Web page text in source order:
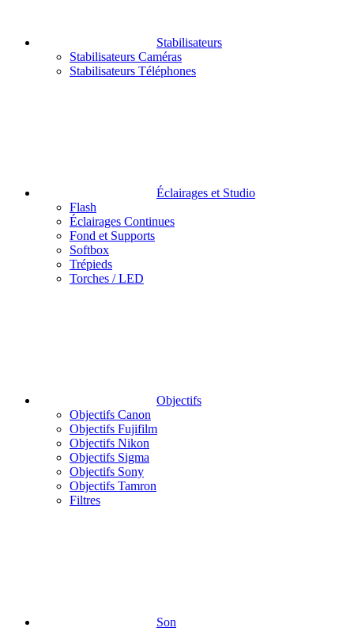
Stabilisateurs
Stabilisateurs Caméras
Stabilisateurs Téléphones
Éclairages et Studio
Flash
Éclairages Continues
Fond et Supports
Softbox
Trépieds
Torches / LED
Objectifs
Objectifs Canon
Objectifs Fujifilm
Objectifs Nikon
Objectifs Sigma
Objectifs Sony
Objectifs Tamron
Filtres
Son